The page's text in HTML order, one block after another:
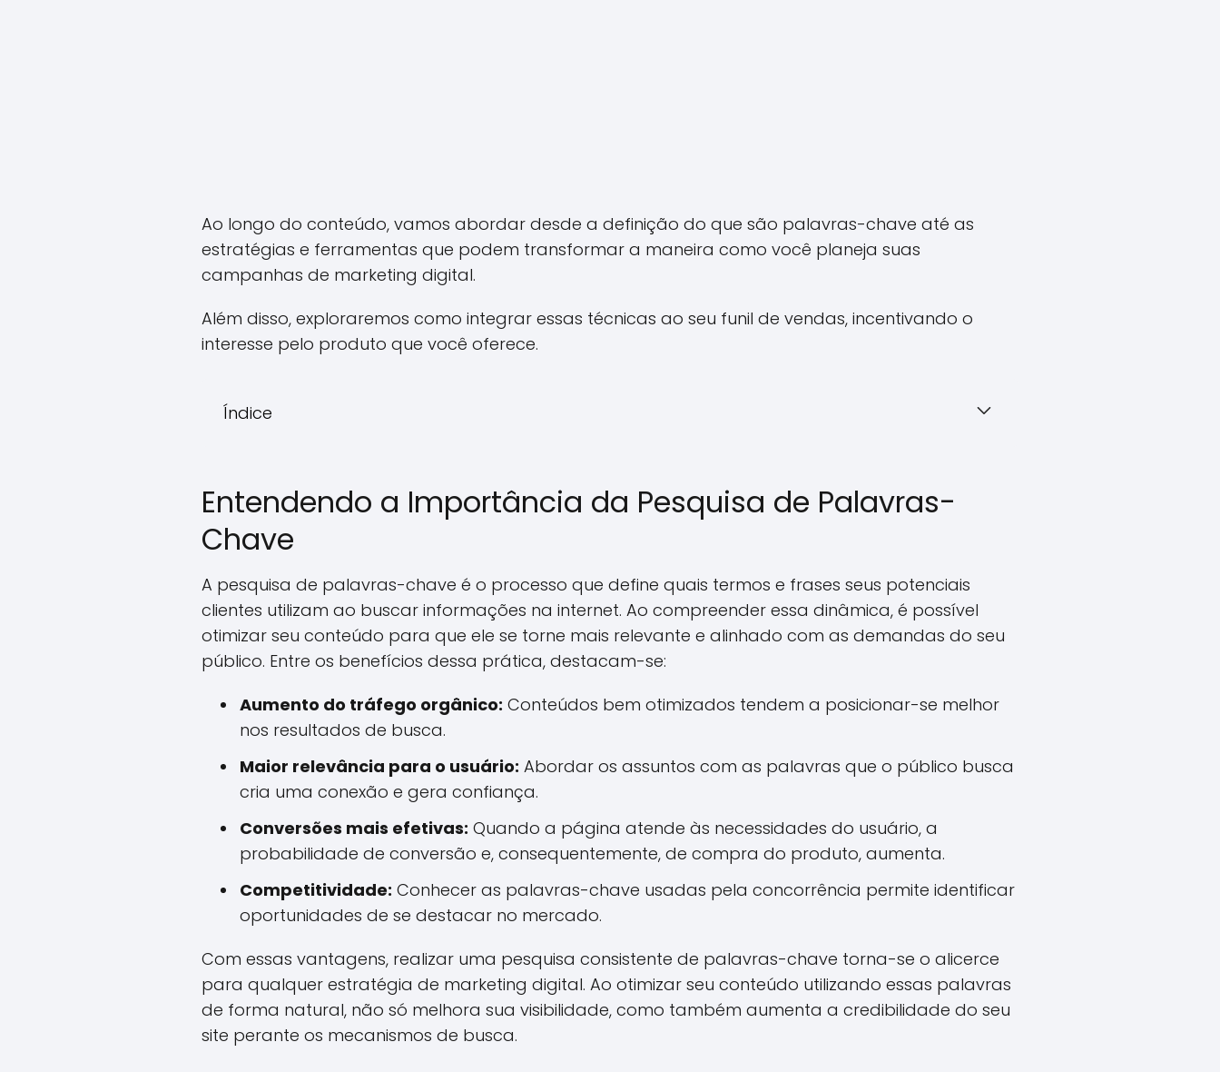
Ao longo do conteúdo, vamos abordar desde a definição do que são palavras-chave até as
estratégias e ferramentas que podem transformar a maneira como você planeja suas
campanhas de marketing digital.
Além disso, exploraremos como integrar essas técnicas ao seu funil de vendas, incentivando o
interesse pelo produto que você oferece.
Índice
Entendendo a Importância da Pesquisa de Palavras-
Chave
A pesquisa de palavras-chave é o processo que define quais termos e frases seus potenciais
clientes utilizam ao buscar informações na internet. Ao compreender essa dinâmica, é possível
otimizar seu conteúdo para que ele se torne mais relevante e alinhado com as demandas do seu
público. Entre os benefícios dessa prática, destacam-se:
Aumento do tráfego orgânico: Conteúdos bem otimizados tendem a posicionar-se melhor
nos resultados de busca.
Maior relevância para o usuário: Abordar os assuntos com as palavras que o público busca
cria uma conexão e gera confiança.
Conversões mais efetivas: Quando a página atende às necessidades do usuário, a
probabilidade de conversão e, consequentemente, de compra do produto, aumenta.
Competitividade: Conhecer as palavras-chave usadas pela concorrência permite identificar
oportunidades de se destacar no mercado.
Com essas vantagens, realizar uma pesquisa consistente de palavras-chave torna-se o alicerce
para qualquer estratégia de marketing digital. Ao otimizar seu conteúdo utilizando essas palavras
de forma natural, não só melhora sua visibilidade, como também aumenta a credibilidade do seu
site perante os mecanismos de busca.